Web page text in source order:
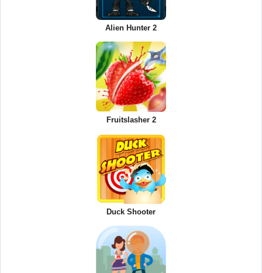
Alien Hunter 2
Fruitslasher 2
Duck Shooter